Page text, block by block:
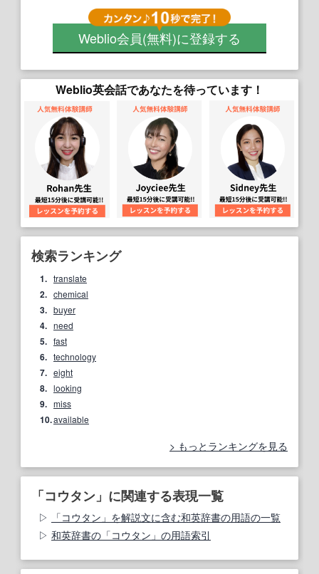
Weblio会員(無料)に登録する
Weblio英会話であなたを待っています！
検索ランキング
1. translate
2. chemical
3. buyer
4. need
5. fast
6. technology
7. eight
8. looking
9. miss
10.available
もっとランキングを見る
「コウタン」に関連する表現一覧
「コウタン」を解説文に含む和英辞書の用語の一覧
和英辞書の「コウタン」の用語索引